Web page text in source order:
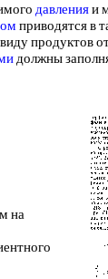
давленияи
приводятся в
продуктов
должны
на